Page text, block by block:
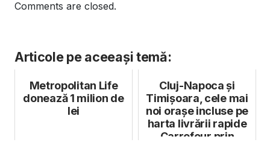
Comments are closed.
Articole pe aceeași temă:
Metropolitan Life
donează 1 milion de
lei
Cluj-Napoca și
Timișoara, cele mai
noi orașe incluse pe
harta livrării rapide
Carrefour prin